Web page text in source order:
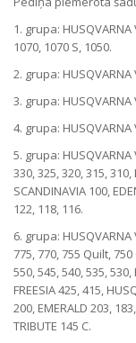
1. grupa: HUSQVARNA
1070, 1070 S, 1050.
2. grupa: HUSQVARNA
3. grupa: HUSQVARNA
4. grupa: HUSQVARNA
5. grupa: HUSQVARNA
330, 325, 320, 315,
SCANDINAVIA 100,
122, 118, 116.
6. grupa: HUSQVARNA
775, 770, 755 Quilt, 750
550, 545, 540, 535, 530,
FREESIA 425, 415,
200, EMERALD 203,
TRIBUTE 145 C.